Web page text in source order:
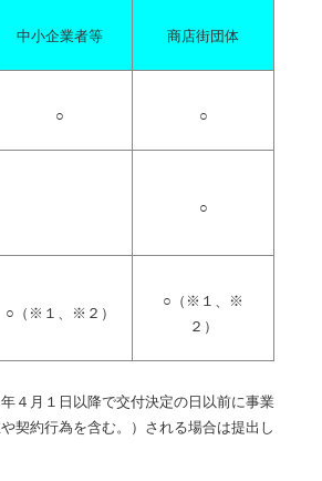
中小企業者等 商店街団体
○ ○
○
○（※１、※２）
○（※１、※
２）
４月１日以降で交付決定の日以前に事業
契約行為を含む。）される場合は提出し